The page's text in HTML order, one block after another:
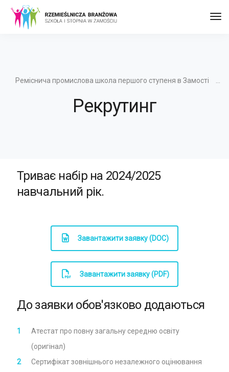
Реміснича промислова школа першого ступеня в Замості
Рекрутинг
Триває набір на 2024/2025
навчальний рік.
Завантажити заявку (DOC)
Завантажити заявку (PDF)
До заявки обов'язково додаються
Атестат про повну загальну середню освіту
(оригінал)
Сертифікат зовнішнього незалежного оцінювання